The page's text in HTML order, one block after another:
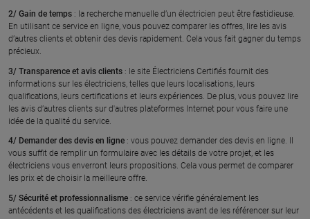
2/ Gain de temps : la recherche manuelle d’un électricien peut être fastidieuse.
En utilisant ce service en ligne, vous pouvez comparer les offres, lire les avis
d’autres clients et obtenir des devis rapidement. Cela vous fait gagner du temps
précieux.
3/ Transparence et avis clients : le site Électriciens Certifiés fournit des
informations sur les électriciens, telles que leurs localisations, leurs
qualifications, leurs certifications et leurs expériences. De plus, vous pouvez lire
les avis d’autres clients sur d'autres plateformes Internet pour vous faire une
idée de la qualité du service.
4/ Demander des devis en ligne : vous pouvez demander des devis en ligne. Il
vous suffit de remplir un formulaire avec les détails de votre projet, et les
électriciens vous enverront leurs propositions. Cela vous permet de comparer
les prix et de choisir la meilleure offre.
5/ Sécurité et professionnalisme : ce service vérifie généralement les
antécédents et les qualifications des électriciens avant de les référencer sur leur